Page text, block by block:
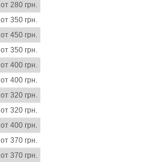
от 280 грн.
от 350 грн.
от 450 грн.
от 350 грн.
от 400 грн.
от 400 грн.
от 320 грн.
от 320 грн.
от 400 грн.
от 370 грн.
от 370 грн.